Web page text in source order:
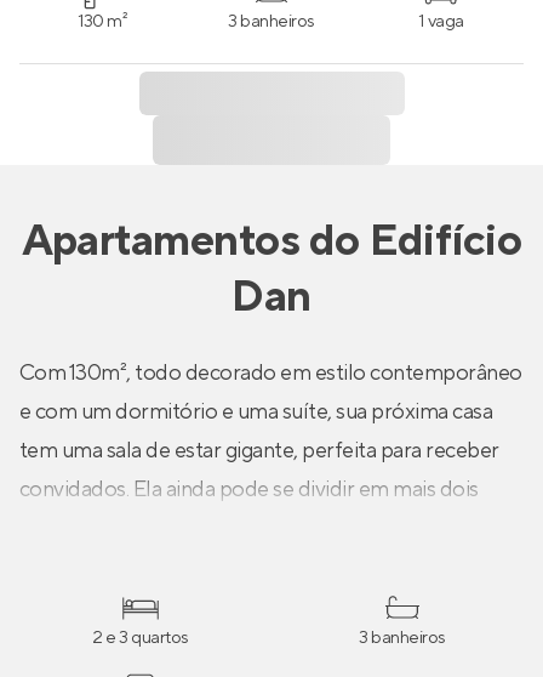
130 m² 3 banheiros 1 vaga
Apartamentosdo Edifício
Dan
Com 130m², todo decorado em estilo contemporâneo
e com um dormitório e uma suíte, sua próxima casa
tem uma sala de estar gigante, perfeita para receber
convidados. Ela ainda pode se dividir em mais dois
direita um amplo dormitório simples e à esquerda, a
suíte master com bastante espaço para o seu armário.
2 e 3 quartos 3 banheiros